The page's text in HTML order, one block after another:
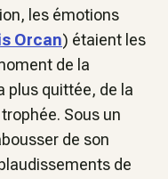
les émotions
Orcan) étaient les
de la
plus quittée, de la
Sous un
de son
de